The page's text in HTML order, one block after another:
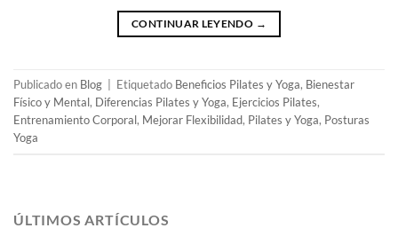
CONTINUAR LEYENDO →
Publicado en Blog Etiquetado Beneficios Pilates y Yoga, Bienestar
Físico y Mental, Diferencias Pilates y Yoga, Ejercicios Pilates,
Entrenamiento Corporal, Mejorar Flexibilidad, Pilates y Yoga, Posturas
Yoga
ÚLTIMOS ARTÍCULOS